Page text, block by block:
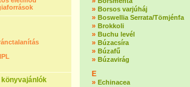
könyvajánlók
» Borsos varjúháj
» Boswellia Serrata/Tömjénfa
» Brokkoli
» Buchu levél
» Búzacsíra
» Búzafű
» Búzavirág
E
» Echinacea